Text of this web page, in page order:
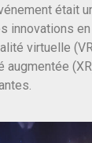
était
innovations
virtuelle
augmentée